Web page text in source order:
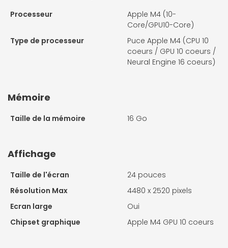
Processeur
Apple M4 (10-
Core/GPU10-Core)
Type de processeur
Puce Apple M4 (CPU 10
coeurs / GPU 10 coeurs /
Neural Engine 16 coeurs)
Mémoire
Taille de la mémoire 16 Go
Affichage
Taille de l'écran
24 pouces
Résolution Max
4480 x 2520 pixels
Ecran large
Oui
Chipset graphique
Apple M4 GPU 10 coeurs